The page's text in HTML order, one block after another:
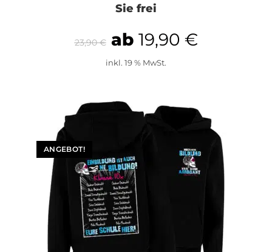
Sie frei
23,90€ ab 19,90 €
inkl. 19 % MwSt.
ANGEBOT!